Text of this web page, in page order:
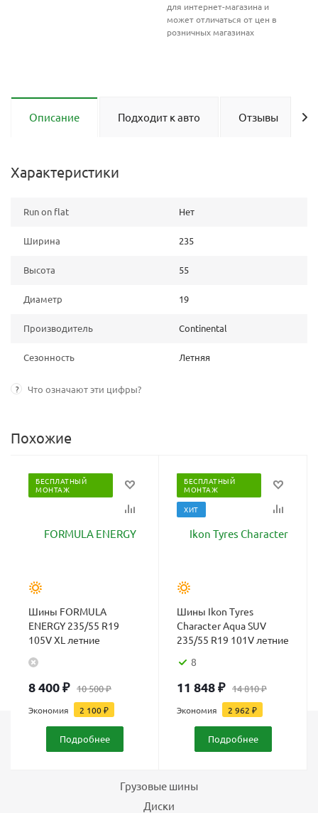
для интернет-магазина и
может отличаться от цен в
розничных магазинах
Описание Подходит к авто Отзывы
Характеристики
Run on flat Нет
Ширина 235
Высота 55
Диаметр 19
Производитель Continental
Сезонность Летняя
? Что означают эти цифры?
Похожие
БЕСПЛАТНЫЙ
МОНТАЖ
Шины FORMULA
ENERGY 235/55 R19
105V XL летние
8 400₽ 10 500₽
Экономия 2 100₽
Подробнее
БЕСПЛАТНЫЙ
МОНТАЖ
ХИТ
Шины Ikon Tyres
Character Aqua SUV
235/55 R19 101V летние
8
11 848₽ 14 810₽
Экономия 2 962 ₽
Подробнее
Грузовые шины
Диски